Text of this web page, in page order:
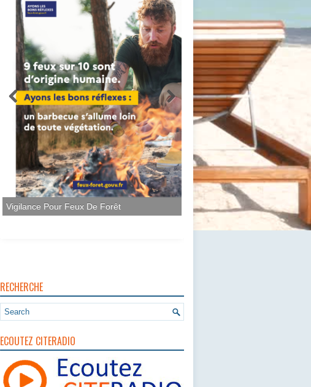
Vigilance Pour Feux De Forêt
RECHERCHE
ECOUTEZ CITERADIO